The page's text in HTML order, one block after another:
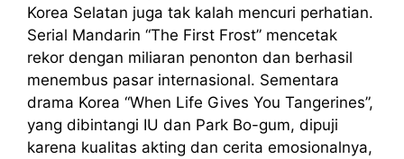
Korea Selatan juga tak kalah mencuri perhatian.
Serial Mandarin “The First Frost” mencetak
rekor dengan miliaran penonton dan berhasil
menembus pasar internasional. Sementara
drama Korea “When Life Gives You Tangerines”,
yang dibintangi IU dan Park Bo-gum, dipuji
karena kualitas akting dan cerita emosionalnya,